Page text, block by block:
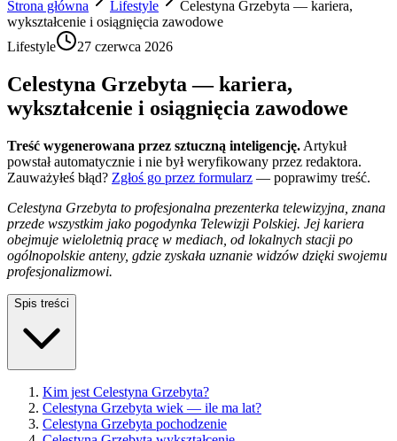
Strona główna
Lifestyle
Celestyna Grzebyta — kariera,
wykształcenie i osiągnięcia zawodowe
Lifestyle
27 czerwca 2026
Celestyna Grzebyta — kariera,
wykształcenie i osiągnięcia zawodowe
Treść wygenerowana przez sztuczną inteligencję. Artykuł
powstał automatycznie i nie był weryfikowany przez redaktora.
Zauważyłeś błąd? Zgłoś go przez formularz — poprawimy treść.
Celestyna Grzebyta to profesjonalna prezenterka telewizyjna, znana
przede wszystkim jako pogodynka Telewizji Polskiej. Jej kariera
obejmuje wieloletnią pracę w mediach, od lokalnych stacji po
ogólnopolskie anteny, gdzie zyskała uznanie widzów dzięki swojemu
profesjonalizmowi.
Spis treści
Kim jest Celestyna Grzebyta?
Celestyna Grzebyta wiek — ile ma lat?
Celestyna Grzebyta pochodzenie